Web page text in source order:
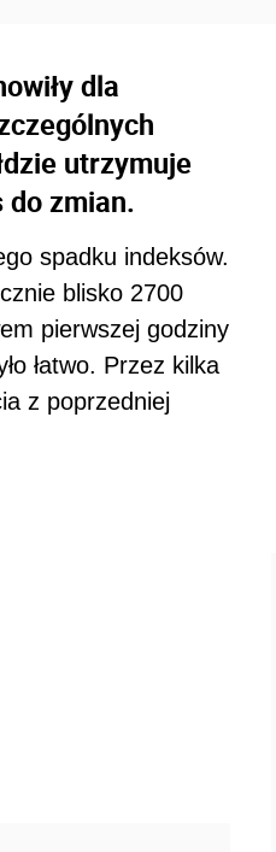
dla
utrzymuje
do zmian.
spadku indeksów.
blisko 2700
pierwszej godziny
łatwo. Przez kilka
z poprzedniej